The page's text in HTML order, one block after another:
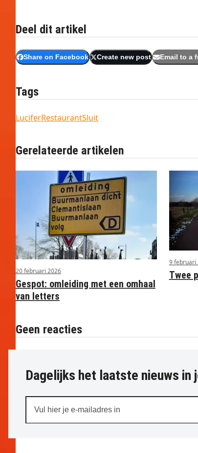
Deel dit artikel
Share on Facebook Create new post Email to a
Tags
LuciferRestaurantSluit
Gerelateerde artikelen
20 februari 2026
Gespot: omleiding met een omhaal
van letters
9 februari
Twee
Geen reacties
Dagelijks het laatste nieuws in
hier
je